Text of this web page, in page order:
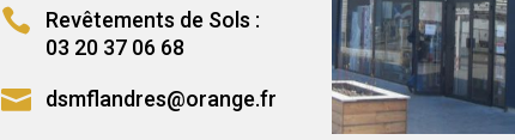

Revêtements de Sols :
03 20 37 06 68
 dsmflandres@orange.fr